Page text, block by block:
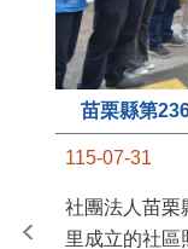
苗栗縣第
115-07-31
社團法人苗栗
里成立的社區